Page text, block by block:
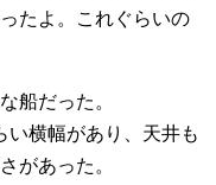
たよ。これぐらいの
船だった。
い横幅があり、天井も
があった。